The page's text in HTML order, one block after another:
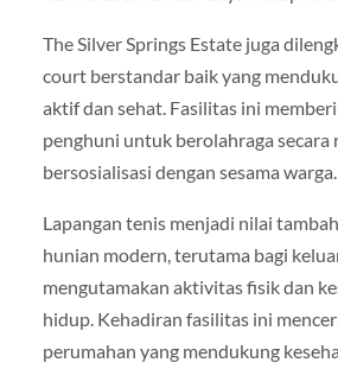
The Silver Springs Estate juga
court berstandar baik yang
aktif dan sehat. Fasilitas ini
penghuni untuk berolahraga secara
bersosialisasi dengan sesama warga.
Lapangan tenis menjadi nilai
hunian modern, terutama bagi
mengutamakan aktivitas fisik dan
hidup. Kehadiran fasilitas ini
perumahan yang mendukung